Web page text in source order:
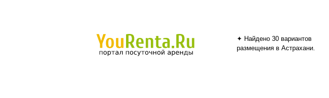
✦ Найдено 30 вариантов
размещения в Астрахани.